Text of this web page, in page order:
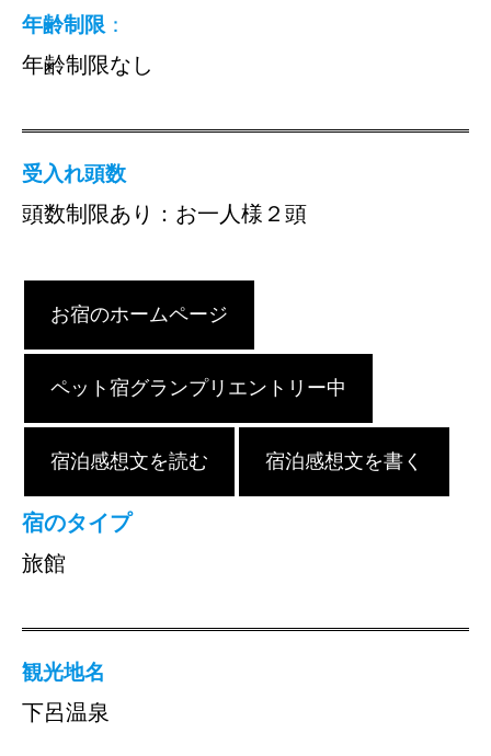
年齢制限 ：
年齢制限なし
受入れ頭数
頭数制限あり：お一人様２頭
お宿のホームページ
ペット宿グランプリエントリー中
宿泊感想文を読む 宿泊感想文を書く
宿のタイプ
旅館
観光地名
下呂温泉